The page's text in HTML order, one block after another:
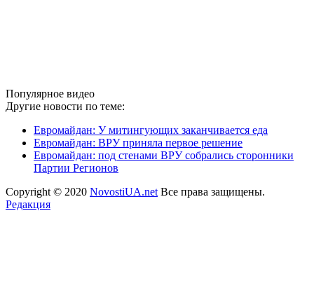
Популярное видео
Другие новости по теме:
Евромайдан: У митингующих заканчивается еда
Евромайдан: ВРУ приняла первое решение
Евромайдан: под стенами ВРУ собрались сторонники
Партии Регионов
Copyright © 2020 NovostiUA.net Все права защищены.
Редакция